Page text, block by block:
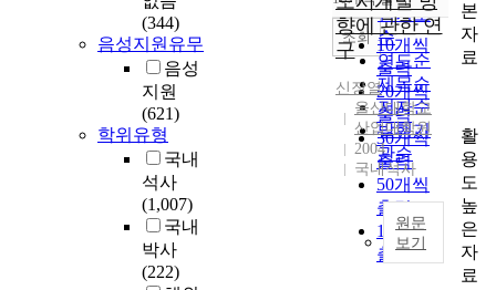
(344)
음성지원유무
음성
지원
(621)
학위유형
국내
석사
(1,007)
국내
박사
(222)
인기도
순
연도순
제목순
저자순
발행기
관순
내림차순
10개씩
출력
20개씩
출력
30개씩
출력
50개씩
출력
100개씩
출력
조회
향에 관한 연
구
신장열
울산대학교
산업대학원
2004
국내석사
원문
보기
본
자
료
활
용
도
높
은
자
료